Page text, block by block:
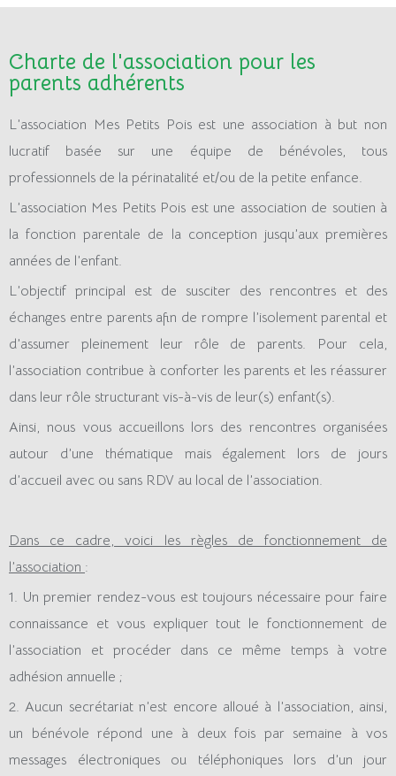
Charte de l'association pour les
parents adhérents
L’association Mes Petits Pois est une association à but non
lucratif basée sur une équipe de bénévoles, tous
professionnels de la périnatalité et/ou de la petite enfance.
L’association Mes Petits Pois est une association de soutien à
la fonction parentale de la conception jusqu’aux premières
années de l’enfant.
L’objectif principal est de susciter des rencontres et des
échanges entre parents afin de rompre l’isolement parental et
d’assumer pleinement leur rôle de parents. Pour cela,
l’association contribue à conforter les parents et les réassurer
dans leur rôle structurant vis-à-vis de leur(s) enfant(s).
Ainsi, nous vous accueillons lors des rencontres organisées
autour d’une thématique mais également lors de jours
d’accueil avec ou sans RDV au local de l’association.
Dans ce cadre, voici les règles de fonctionnement de
l’association :
1. Un premier rendez-vous est toujours nécessaire pour faire
connaissance et vous expliquer tout le fonctionnement de
l’association et procéder dans ce même temps à votre
adhésion annuelle ;
2. Aucun secrétariat n’est encore alloué à l’association, ainsi,
un bénévole répond une à deux fois par semaine à vos
messages électroniques ou téléphoniques lors d’un jour